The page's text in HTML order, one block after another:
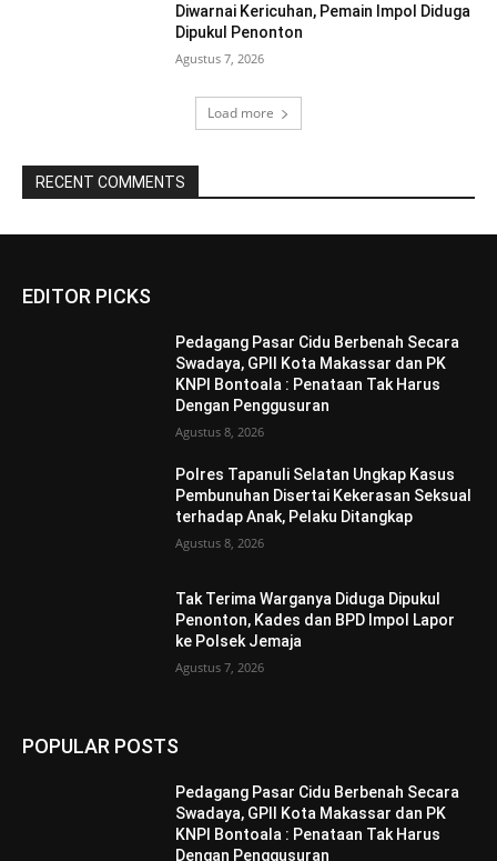
Diwarnai Kericuhan, Pemain Impol Diduga
Dipukul Penonton
Agustus 7, 2026
Load more
RECENT COMMENTS
EDITOR PICKS
Pedagang Pasar Cidu Berbenah Secara
Swadaya, GPII Kota Makassar dan PK
KNPI Bontoala : Penataan Tak Harus
Dengan Penggusuran
Agustus 8, 2026
Polres Tapanuli Selatan Ungkap Kasus
Pembunuhan Disertai Kekerasan Seksual
terhadap Anak, Pelaku Ditangkap
Agustus 8, 2026
Tak Terima Warganya Diduga Dipukul
Penonton, Kades dan BPD Impol Lapor
ke Polsek Jemaja
Agustus 7, 2026
POPULAR POSTS
Pedagang Pasar Cidu Berbenah Secara
Swadaya, GPII Kota Makassar dan PK
KNPI Bontoala : Penataan Tak Harus
Dengan Penggusuran